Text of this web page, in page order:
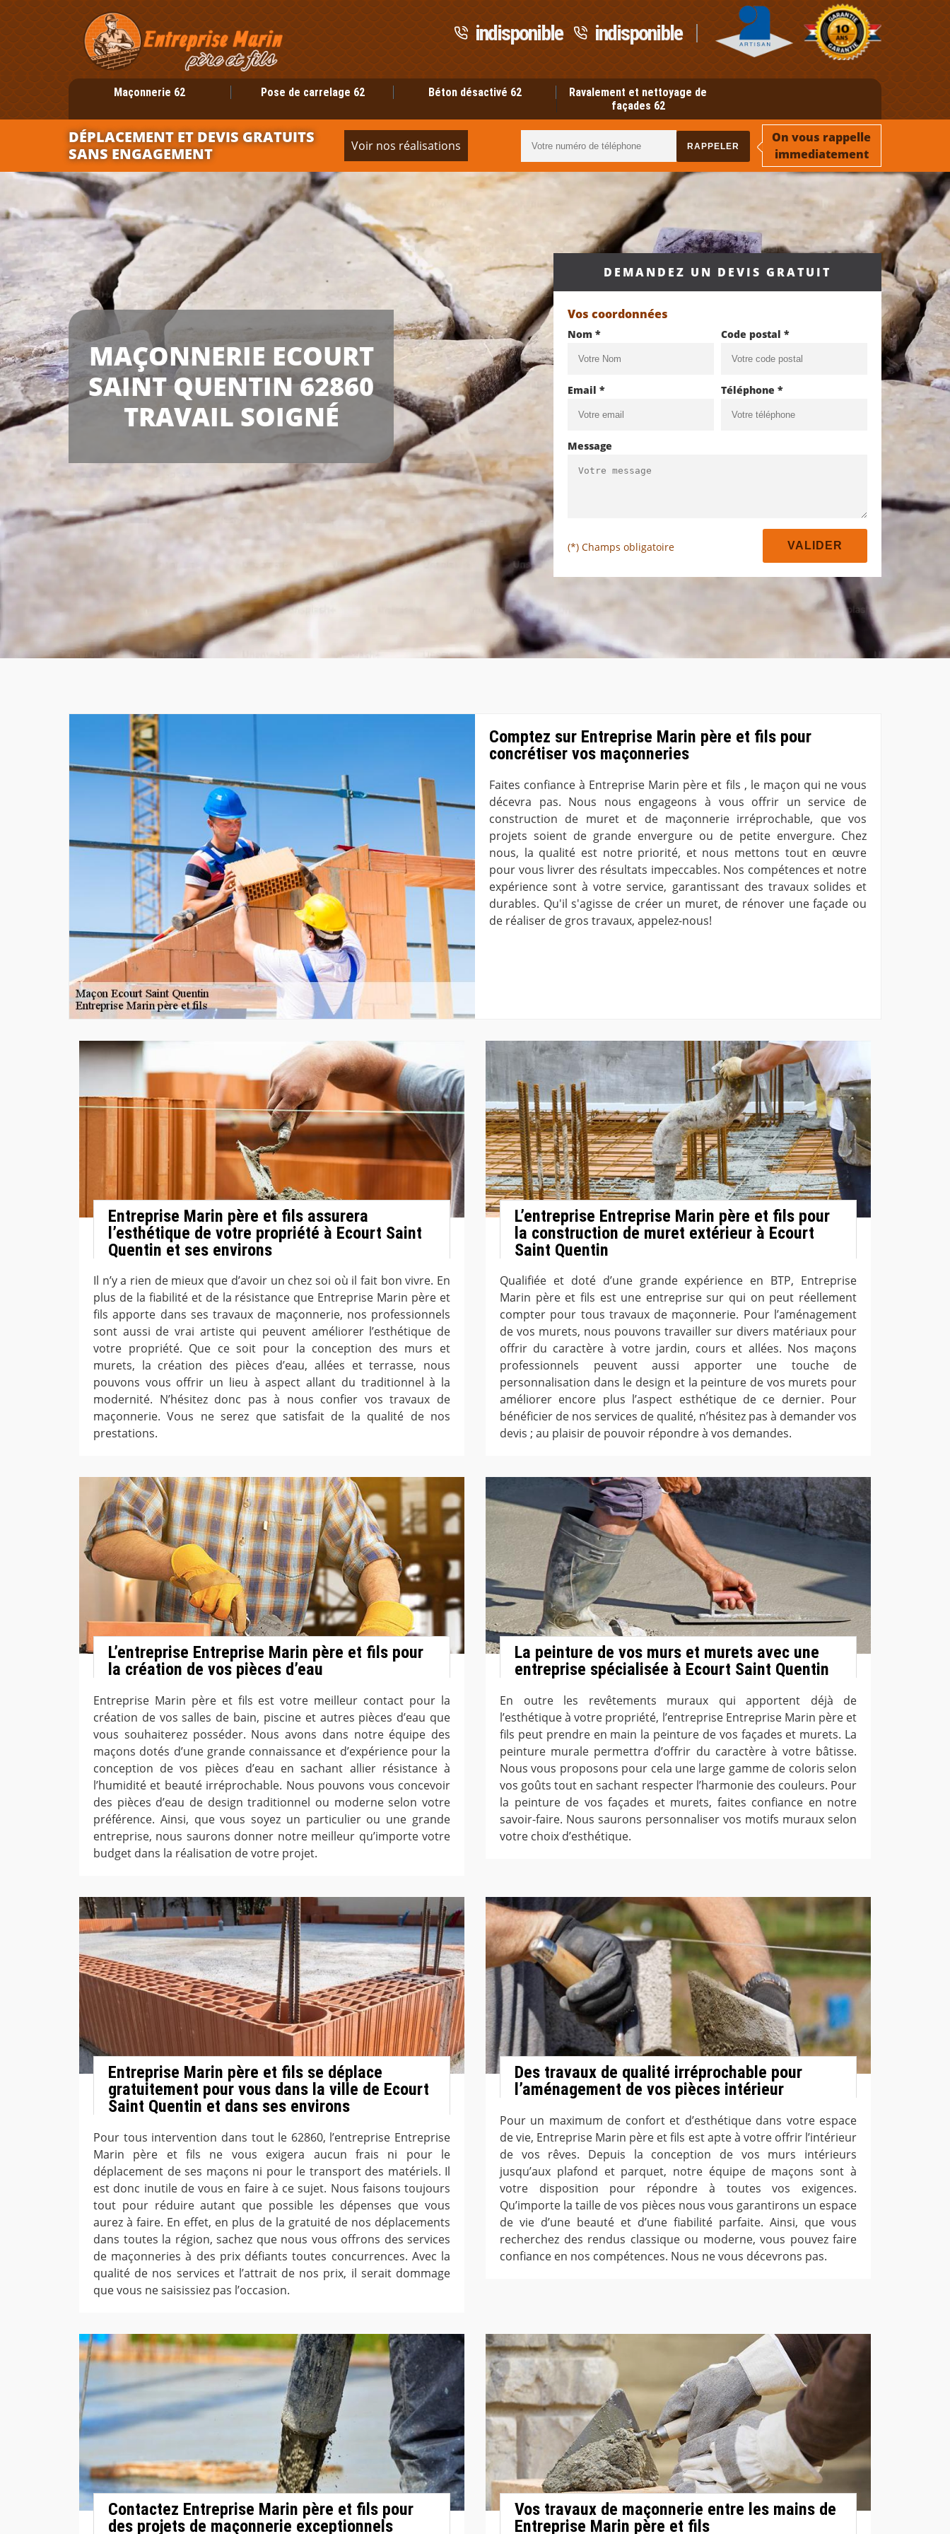
indisponible indisponible
Maçonnerie 62 Pose de carrelage 62 Béton désactivé 62
Ravalement et nettoyage de
façades 62
DÉPLACEMENT ET DEVIS GRATUITS
SANS ENGAGEMENT
Voir nos réalisations
On vous rappelle
immediatement
MAÇONNERIE ECOURT
SAINT QUENTIN 62860
TRAVAIL SOIGNÉ
DEMANDEZ UN DEVIS GRATUIT
Vos coordonnées
Nom * Code postal *
Email * Téléphone *
Message
(*) Champs obligatoire
Comptez sur Entreprise Marin père et fils pour
concrétiser vos maçonneries
Faites confiance à Entreprise Marin père et fils , le maçon qui ne vous
décevra pas. Nous nous engageons à vous offrir un service de
construction de muret et de maçonnerie irréprochable, que vos
projets soient de grande envergure ou de petite envergure. Chez
nous, la qualité est notre priorité, et nous mettons tout en œuvre
pour vous livrer des résultats impeccables. Nos compétences et notre
expérience sont à votre service, garantissant des travaux solides et
durables. Qu'il s'agisse de créer un muret, de rénover une façade ou
de réaliser de gros travaux, appelez-nous!
Entreprise Marin père et fils assurera
l’esthétique de votre propriété à Ecourt Saint
Quentin et ses environs
Il n’y a rien de mieux que d’avoir un chez soi où il fait bon vivre. En
plus de la fiabilité et de la résistance que Entreprise Marin père et
fils apporte dans ses travaux de maçonnerie, nos professionnels
sont aussi de vrai artiste qui peuvent améliorer l’esthétique de
votre propriété. Que ce soit pour la conception des murs et
murets, la création des pièces d’eau, allées et terrasse, nous
pouvons vous offrir un lieu à aspect allant du traditionnel à la
modernité. N’hésitez donc pas à nous confier vos travaux de
maçonnerie. Vous ne serez que satisfait de la qualité de nos
prestations.
L’entreprise Entreprise Marin père et fils pour
la construction de muret extérieur à Ecourt
Saint Quentin
Qualifiée et doté d’une grande expérience en BTP, Entreprise
Marin père et fils est une entreprise sur qui on peut réellement
compter pour tous travaux de maçonnerie. Pour l’aménagement
de vos murets, nous pouvons travailler sur divers matériaux pour
offrir du caractère à votre jardin, cours et allées. Nos maçons
professionnels peuvent aussi apporter une touche de
personnalisation dans le design et la peinture de vos murets pour
améliorer encore plus l’aspect esthétique de ce dernier. Pour
bénéficier de nos services de qualité, n’hésitez pas à demander vos
devis ; au plaisir de pouvoir répondre à vos demandes.
L’entreprise Entreprise Marin père et fils pour
la création de vos pièces d’eau
Entreprise Marin père et fils est votre meilleur contact pour la
création de vos salles de bain, piscine et autres pièces d’eau que
vous souhaiterez posséder. Nous avons dans notre équipe des
maçons dotés d’une grande connaissance et d’expérience pour la
conception de vos pièces d’eau en sachant allier résistance à
l’humidité et beauté irréprochable. Nous pouvons vous concevoir
des pièces d’eau de design traditionnel ou moderne selon votre
préférence. Ainsi, que vous soyez un particulier ou une grande
entreprise, nous saurons donner notre meilleur qu’importe votre
budget dans la réalisation de votre projet.
La peinture de vos murs et murets avec une
entreprise spécialisée à Ecourt Saint Quentin
En outre les revêtements muraux qui apportent déjà de
l’esthétique à votre propriété, l’entreprise Entreprise Marin père et
fils peut prendre en main la peinture de vos façades et murets. La
peinture murale permettra d’offrir du caractère à votre bâtisse.
Nous vous proposons pour cela une large gamme de coloris selon
vos goûts tout en sachant respecter l’harmonie des couleurs. Pour
la peinture de vos façades et murets, faites confiance en notre
savoir-faire. Nous saurons personnaliser vos motifs muraux selon
votre choix d’esthétique.
Entreprise Marin père et fils se déplace
gratuitement pour vous dans la ville de Ecourt
Saint Quentin et dans ses environs
Pour tous intervention dans tout le 62860, l’entreprise Entreprise
Marin père et fils ne vous exigera aucun frais ni pour le
déplacement de ses maçons ni pour le transport des matériels. Il
est donc inutile de vous en faire à ce sujet. Nous faisons toujours
tout pour réduire autant que possible les dépenses que vous
aurez à faire. En effet, en plus de la gratuité de nos déplacements
dans toutes la région, sachez que nous vous offrons des services
de maçonneries à des prix défiants toutes concurrences. Avec la
qualité de nos services et l’attrait de nos prix, il serait dommage
que vous ne saisissiez pas l’occasion.
Des travaux de qualité irréprochable pour
l’aménagement de vos pièces intérieur
Pour un maximum de confort et d’esthétique dans votre espace
de vie, Entreprise Marin père et fils est apte à votre offrir l’intérieur
de vos rêves. Depuis la conception de vos murs intérieurs
jusqu’aux plafond et parquet, notre équipe de maçons sont à
votre disposition pour répondre à toutes vos exigences.
Qu’importe la taille de vos pièces nous vous garantirons un espace
de vie d’une beauté et d’une fiabilité parfaite. Ainsi, que vous
recherchez des rendus classique ou moderne, vous pouvez faire
confiance en nos compétences. Nous ne vous décevrons pas.
Contactez Entreprise Marin père et fils pour
des projets de maçonnerie exceptionnels
Vos travaux de maçonnerie entre les mains de
Entreprise Marin père et fils